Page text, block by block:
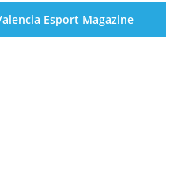
Esport Magazine